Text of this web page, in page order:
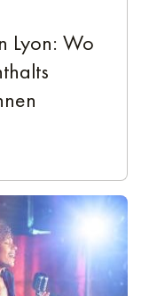
Lyon: Wo